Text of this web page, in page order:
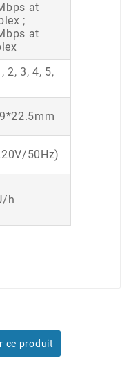
at
;
at
2, 3, 4, 5,
50Hz)
h
ce produit